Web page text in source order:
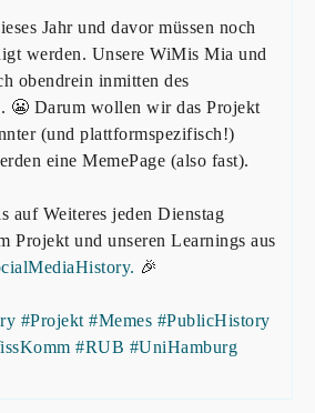
Jahr und davor müssen noch
werden. Unsere WiMis Mia und
obendrein inmitten des
😬 Darum wollen wir das Projekt
(und plattformspezifisch!)
eine MemePage (also fast).
auf Weiteres jeden Dienstag
Projekt und unseren Learnings aus
🎉
#Projekt #Memes #PublicHistory
#RUB #UniHamburg